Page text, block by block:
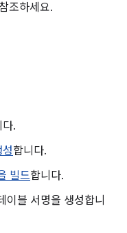
조하세요.
.
합니다.
빌드합니다.
이블 서명을 생성합니